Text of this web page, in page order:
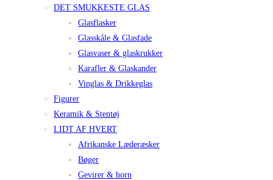
DET SMUKKESTE GLAS
Glasflasker
Glasskåle & Glasfade
Glasvaser & glaskrukker
Karafler & Glaskander
Vinglas & Drikkeglas
Figurer
Keramik & Stentøj
LIDT AF HVERT
Afrikanske Læderæsker
Bøger
Gevirer & horn